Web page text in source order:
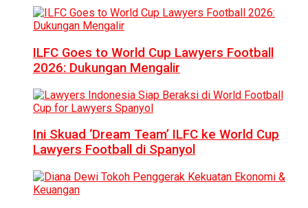
ILFC Goes to World Cup Lawyers Football
2026: Dukungan Mengalir
Ini Skuad ‘Dream Team’ ILFC ke World Cup
Lawyers Football di Spanyol